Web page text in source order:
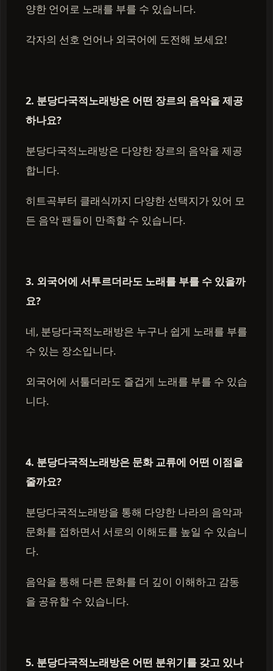
양한 언어로 노래를 부를 수 있습니다.
각자의 선호 언어나 외국어에 도전해 보세요!
2. 분당다국적노래방은 어떤 장르의 음악을 제공
하나요?
분당다국적노래방은 다양한 장르의 음악을 제공
합니다.
히트곡부터 클래식까지 다양한 선택지가 있어 모
든 음악 팬들이 만족할 수 있습니다.
3. 외국어에 서투르더라도 노래를 부를 수 있을까
요?
네, 분당다국적노래방은 누구나 쉽게 노래를 부를
수 있는 장소입니다.
외국어에 서툴더라도 즐겁게 노래를 부를 수 있습
니다.
4. 분당다국적노래방은 문화 교류에 어떤 이점을
줄까요?
분당다국적노래방을 통해 다양한 나라의 음악과
문화를 접하면서 서로의 이해도를 높일 수 있습니
다.
음악을 통해 다른 문화를 더 깊이 이해하고 감동
을 공유할 수 있습니다.
5. 분당다국적노래방은 어떤 분위기를 갖고 있나